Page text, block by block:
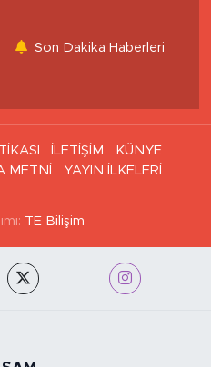
Son Dakika Haberleri
İLETİŞİM
KÜNYE
METNİ
YAYIN İLKELERİ
TE Bilişim